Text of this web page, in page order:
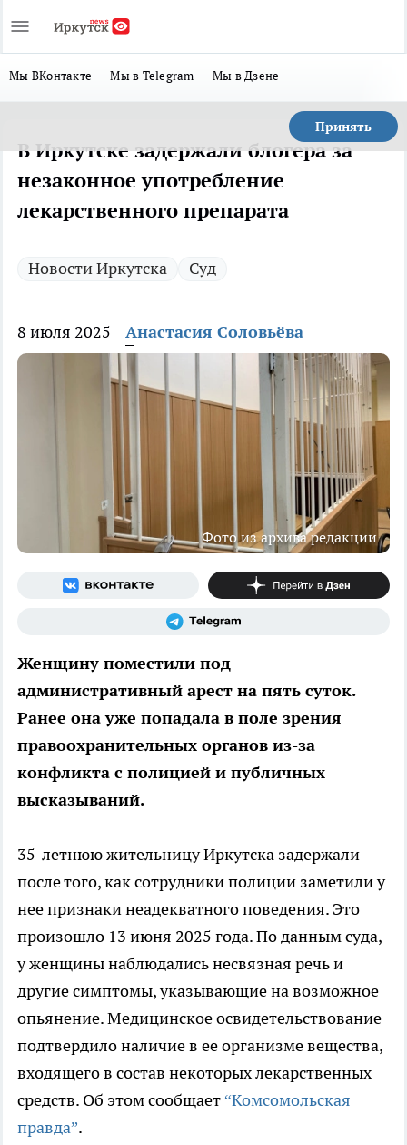
Мы ВКонтакте Мы в Telegram Мы в Дзене
Принять
В Иркутске задержали блогера за
незаконное употребление
лекарственного препарата
Новости Иркутска Суд
8 июля 2025 Анастасия Соловьёва
Фото из архива редакции
Женщину поместили под
административный арест на пять суток.
Ранее она уже попадала в поле зрения
правоохранительных органов из-за
конфликта с полицией и публичных
высказываний.
35-летнюю жительницу Иркутска задержали
после того, как сотрудники полиции заметили у
нее признаки неадекватного поведения. Это
произошло 13 июня 2025 года. По данным суда,
у женщины наблюдались несвязная речь и
другие симптомы, указывающие на возможное
опьянение. Медицинское освидетельствование
подтвердило наличие в ее организме вещества,
входящего в состав некоторых лекарственных
средств. Об этом сообщает “Комсомольская
правда”.